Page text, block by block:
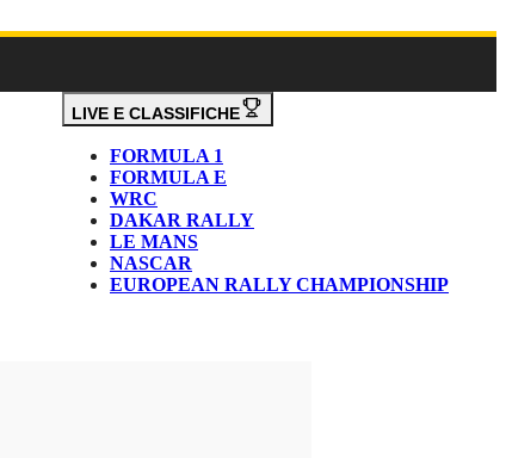
LIVE E CLASSIFICHE
FORMULA 1
FORMULA E
WRC
DAKAR RALLY
LE MANS
NASCAR
EUROPEAN RALLY CHAMPIONSHIP